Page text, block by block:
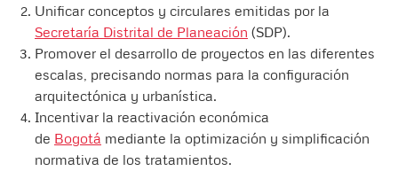
⁠Unificar conceptos y circulares emitidas por la
Secretaría Distrital de Planeación (SDP).
Promover el desarrollo de proyectos en las diferentes
escalas, precisando normas para la configuración
arquitectónica y urbanística.
⁠Incentivar la reactivación económica
de Bogotá mediante la optimización y simplificación
normativa de los tratamientos.